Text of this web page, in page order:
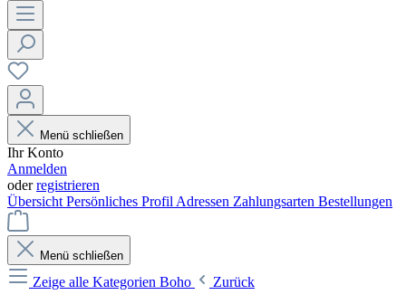
Menü schließen
Ihr Konto
Anmelden
oderregistrieren
Übersicht Persönliches Profil Adressen Zahlungsarten Bestellungen
Menü schließen
Zeige alle Kategorien Boho
Zurück